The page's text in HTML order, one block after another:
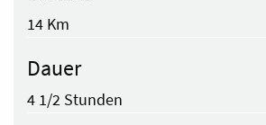
14 Km
Dauer
4 1/2 Stunden